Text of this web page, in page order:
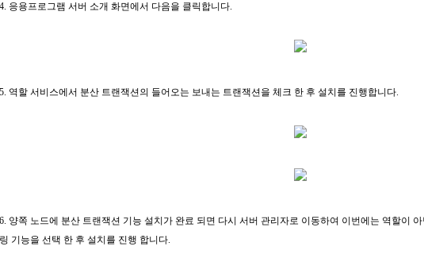
응용프로그램 서버 소개 화면에서 다음을 클릭합니다.
역할 서비스에서 분산 트랜잭션의 들어오는 보내는 트랜잭션을 체크 한 후 설치를 진행합니다.
양쪽 노드에 분산 트랜잭션 기능 설치가 완료 되면 다시 서버 관리자로 이동하여 이번에는 역할이
기능을 선택 한 후 설치를 진행 합니다.